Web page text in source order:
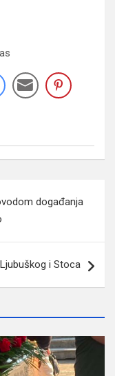
događanja
i Stoca